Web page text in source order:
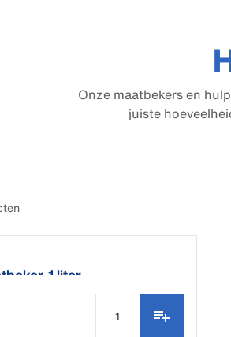
Onze maatbekers en
juiste
1 liter